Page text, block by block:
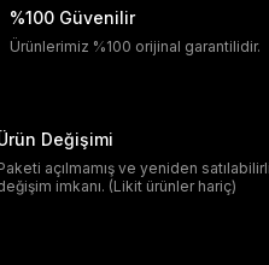
%100 Güvenilir
Ürünlerimiz %100 orijinal garantilidir.
Değişimi
açılmamış ve yeniden
imkanı. (Likit ürünler hariç)